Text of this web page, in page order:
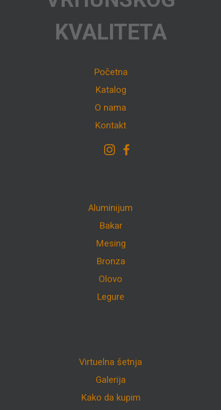
KVALITETA
Početna
Katalog
O nama
Kontakt
Aluminijum
Bakar
Mesing
Bronza
Olovo
Legure
Virtuelna šetnja
Galerija
Kako da kupim